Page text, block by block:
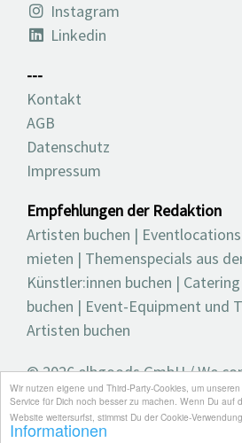
Wir nutzen eigene und Third-Party-Cookies, um unseren
Service für Dich noch besser zu machen. Wenn Du auf
Website weitersurfst, stimmst Du der Cookie-
Informationen
Instagram
Linkedin
---
Kontakt
AGB
Datenschutz
Impressum
Empfehlungen der Redaktion
Artisten buchen |
mieten | Themenspecials aus
Künstler:innen buchen |
buchen | Event-Equipment und
Artisten buchen
© 2026 elbgoods GmbH / We
industry / Medienvielfalt für die
Eventbranchenbuch, Blog,